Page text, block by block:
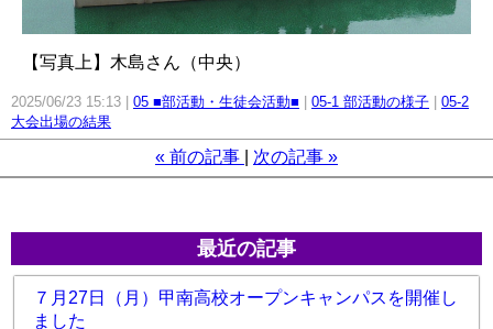
【写真上】木島さん（中央）
2025/06/23 15:13 05 ■部活動・生徒会活動■ 05-1 部活動の様子
05-2
大会出場の結果
« 前の記事 次の記事 »
最近の記事
７月27日（月）甲南高校オープンキャンパスを開催し
ました